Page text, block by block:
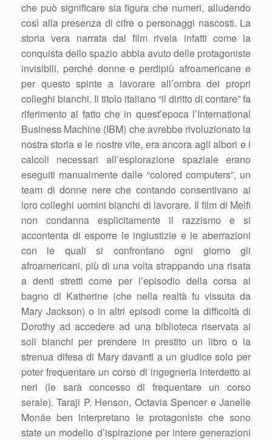
che può significare sia figura che numeri, alludendo
così alla presenza di cifre o personaggi nascosti. La
storia vera narrata dal film rivela infatti come la
conquista dello spazio abbia avuto delle protagoniste
invisibili, perché donne e perdipiù afroamericane e
per questo spinte a lavorare all’ombra dei propri
colleghi bianchi. Il titolo italiano “il diritto di contare” fa
riferimento al fatto che in quest’epoca l’International
Business Machine (IBM) che avrebbe rivoluzionato la
nostra storia e le nostre vite, era ancora agli albori e i
calcoli necessari all’esplorazione spaziale erano
eseguiti manualmente dalle “colored computers”, un
team di donne nere che contando consentivano ai
loro colleghi uomini bianchi di lavorare. Il film di Melfi
non condanna esplicitamente il razzismo e si
accontenta di esporre le ingiustizie e le aberrazioni
con le quali si confrontano ogni giorno gli
afroamericani, più di una volta strappando una risata
a denti stretti come per l’episodio della corsa al
bagno di Katherine (che nella realtà fu vissuta da
Mary Jackson) o in altri episodi come la difficoltà di
Dorothy ad accedere ad una biblioteca riservata ai
soli bianchi per prendere in prestito un libro o la
strenua difesa di Mary davanti a un giudice solo per
poter frequentare un corso di ingegneria interdetto ai
neri (le sarà concesso di frequentare un corso
serale). Taraji P. Henson, Octavia Spencer e Janelle
Monáe ben interpretano le protagoniste che sono
state un modello d’ispirazione per intere generazioni